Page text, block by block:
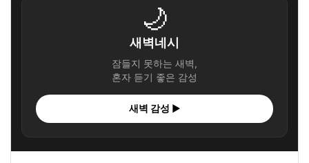
🌙
새벽네시
잠들지 못하는 새벽,
혼자 듣기 좋은 감성
새벽 감성 ▶